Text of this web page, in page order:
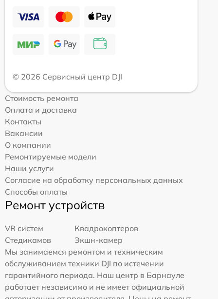
© 2026 Сервисный центр DJI
Стоимость ремонта
Оплата и доставка
Контакты
Вакансии
О компании
Ремонтируемые модели
Наши услуги
Согласие на обработку персональных данных
Способы оплаты
Ремонт устройств
VR систем
Квадрокоптеров
Стедикамов
Экшн-камер
Мы занимаемся ремонтом и техническим
обслуживанием техники DJI по истечении
гарантийного периода. Наш центр в Барнауле
работает независимо и не имеет официальной